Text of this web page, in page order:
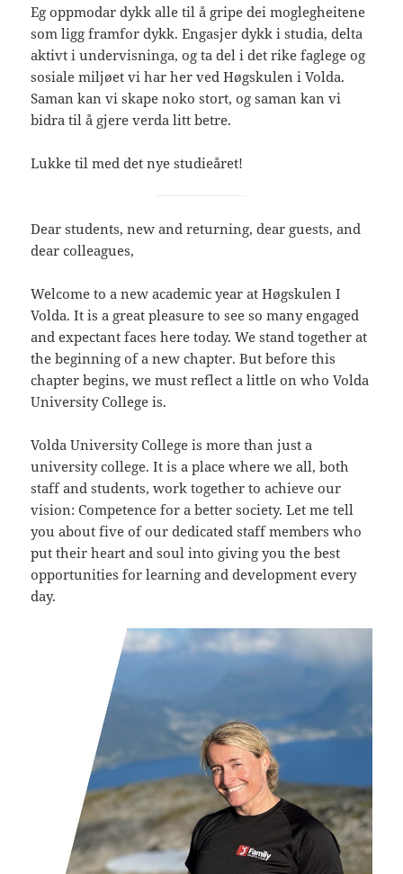
Eg oppmodar dykk alle til å gripe dei moglegheitene
som ligg framfor dykk. Engasjer dykk i studia, delta
aktivt i undervisninga, og ta del i det rike faglege og
sosiale miljøet vi har her ved Høgskulen i Volda.
Saman kan vi skape noko stort, og saman kan vi
bidra til å gjere verda litt betre.
Lukke til med det nye studieåret!
Dear students, new and returning, dear guests, and
dear colleagues,
Welcome to a new academic year at Høgskulen I
Volda. It is a great pleasure to see so many engaged
and expectant faces here today. We stand together at
the beginning of a new chapter. But before this
chapter begins, we must reflect a little on who Volda
University College is.
Volda University College is more than just a
university college. It is a place where we all, both
staff and students, work together to achieve our
vision: Competence for a better society. Let me tell
you about five of our dedicated staff members who
put their heart and soul into giving you the best
opportunities for learning and development every
day.